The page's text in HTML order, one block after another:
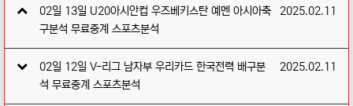
02일 13일 U20아시안컵 우즈베키스탄 예멘 아시아축
구분석 무료중계 스포츠분석
작성일
2025.02.11
02일 12일 V-리그 남자부 우리카드 한국전력 배구분
석 무료중계 스포츠분석
작성일
2025.02.11